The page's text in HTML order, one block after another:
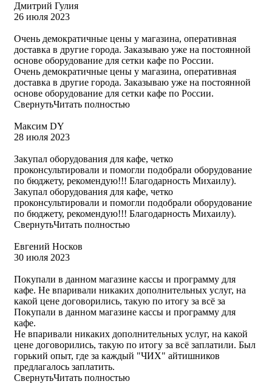
Дмитрий Гулия
26 июля 2023
Очень демократичные цены у магазина, оперативная
доставка в другие города. Заказываю уже на постоянной
основе оборудование для сетки кафе по России.
Очень демократичные цены у магазина, оперативная
доставка в другие города. Заказываю уже на постоянной
основе оборудование для сетки кафе по России.
СвернутьЧитать полностью
Максим DY
28 июля 2023
Закупал оборудования для кафе, четко
проконсультировали и помогли подобрали оборудование
по бюджету, рекомендую!!! Благодарность Михаилу).
Закупал оборудования для кафе, четко
проконсультировали и помогли подобрали оборудование
по бюджету, рекомендую!!! Благодарность Михаилу).
СвернутьЧитать полностью
Евгений Носков
30 июля 2023
Покупали в данном магазине кассы и программу для
кафе. Не впаривали никаких дополнительных услуг, на
какой цене договорились, такую по итогу за всё за
Покупали в данном магазине кассы и программу для
кафе.
Не впаривали никаких дополнительных услуг, на какой
цене договорились, такую по итогу за всё заплатили. Был
горький опыт, где за каждый "ЧИХ" айтишников
предлагалось заплатить.
СвернутьЧитать полностью